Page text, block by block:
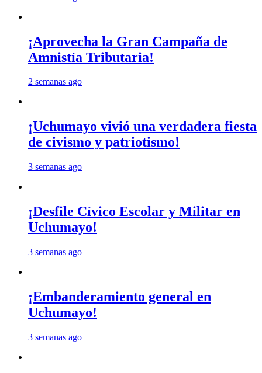
¡Aprovecha la Gran Campaña de
Amnistía Tributaria!
2 semanas ago
¡Uchumayo vivió una verdadera fiesta
de civismo y patriotismo!
3 semanas ago
¡Desfile Cívico Escolar y Militar en
Uchumayo!
3 semanas ago
¡Embanderamiento general en
Uchumayo!
3 semanas ago